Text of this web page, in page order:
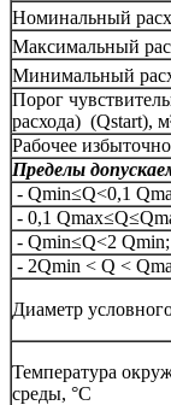
Номинальный
Максимальный
Минимальный
Порог
расхода) (Qstart),
Рабочее
Пределы
- Qmin≤Q<0,1
- 0,1
- Qmin≤Q<2 Qmin;
- 2Qmin < Q <
Диаметр
Температура
среды, °С